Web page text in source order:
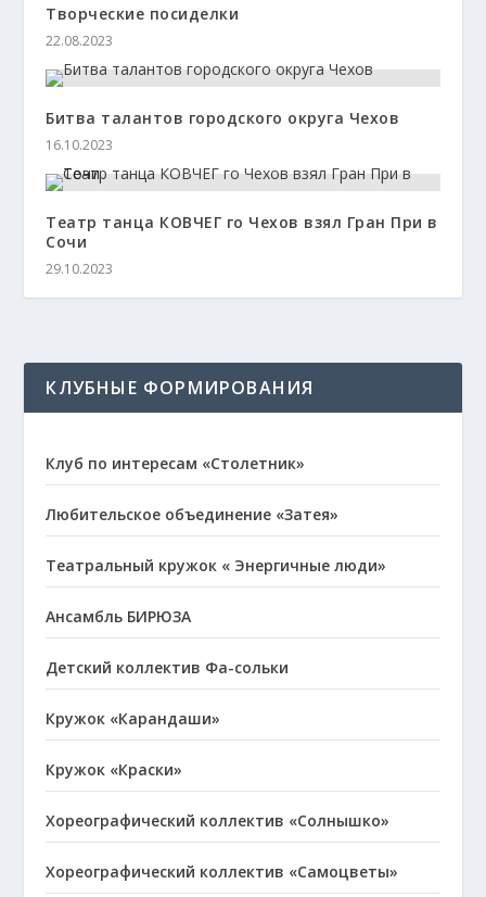
Творческие посиделки
22.08.2023
Битва талантов городского округа Чехов
16.10.2023
Театр танца КОВЧЕГ го Чехов взял Гран При в
Сочи
29.10.2023
КЛУБНЫЕ ФОРМИРОВАНИЯ
Клуб по интересам «Столетник»
Любительское объединение «Затея»
Театральный кружок « Энергичные люди»
Ансамбль БИРЮЗА
Детский коллектив Фа-сольки
Кружок «Карандаши»
Кружок «Краски»
Хореографический коллектив «Солнышко»
Хореографический коллектив «Самоцветы»